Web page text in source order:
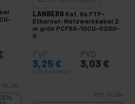
RL360
LANBERG Kat. 6a FTP-
Ethernet-Netzwerkkabel 2
m grün PCF6A-10CU-0200-
G
PVP
3,25€
3,25 € inkl MwSt
PVD
3,03 €
REF: RL364